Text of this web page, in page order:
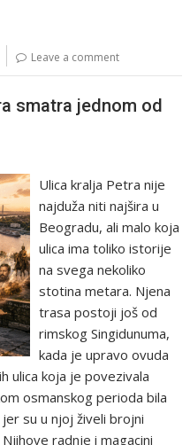
Leave a comment
smatra jednom od
Ulica kralja Petra nije
najduža niti najšira u
Beogradu, ali malo koja
ulica ima toliko istorije
na svega nekoliko
stotina metara. Njena
trasa postoji još od
rimskog Singidunuma,
kada je upravo ovuda
ulica koja je povezivala
osmanskog perioda bila
su u njoj živeli brojni
radnje i magacini